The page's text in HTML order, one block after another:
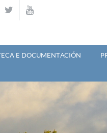
E DOCUMENTACIÓN